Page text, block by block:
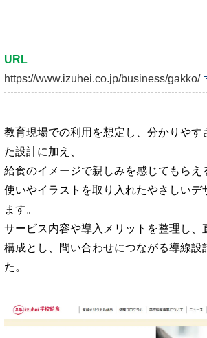
URL
https://www.izuhei.co.jp/business/gakko/
教育現場での利用を想定し、分かりやす
た設計に加え、
給食のイメージで親しみを感じてもらえ
使いやイラストを取り入れたやさしいデ
ます。
サービス内容や導入メリットを整理し、
構成とし、問い合わせにつながる導線設
た。